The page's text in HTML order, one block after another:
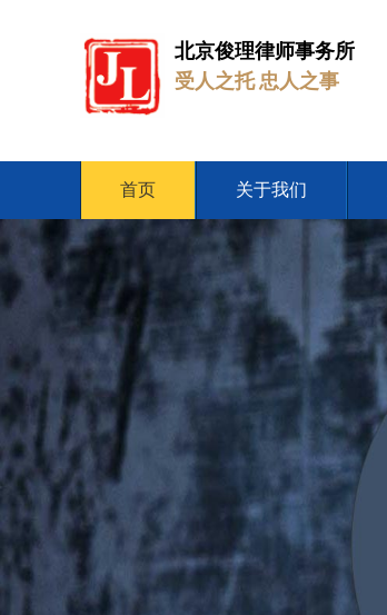
北京俊理律师事务所
受人之托 忠人之事
首页 关于我们